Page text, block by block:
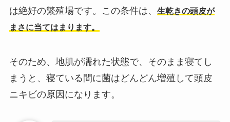
は絶好の繁殖場です。この条件は、 生乾きの頭皮が
まさに当てはまります。
そのため、地肌が濡れた状態で、そのまま寝てし
まうと、寝ている間に菌はどんどん増殖して頭皮
ニキビの原因になります。